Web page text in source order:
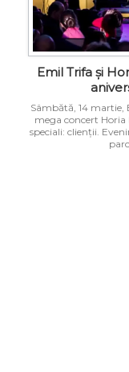
Emil Trifa și
Sâmbătă, 14
mega concert
speciali: clienţii.